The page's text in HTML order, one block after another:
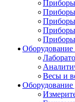
Приборы
Приборы
Приборы
Приборы
Оборудование
Весы и
Оборудование